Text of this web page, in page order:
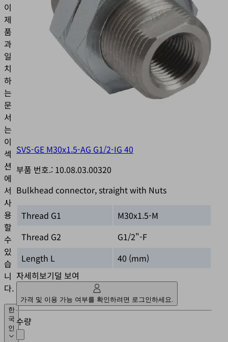
이
제
품
과
일
치
하
는
문
서
는
이
섹
션
에
서
사
용
할
수
있
습
니
다.
한
국
인
SVS-GE M30x1.5-AG G1/2-IG 40
부품 번호.: 10.08.03.00320
Bulkhead connector, straight with Nuts
Thread G1
M30x1.5-M
Thread G2
G1/2"-F
Length L
40 (mm)
자세히보기덜 보여
가격 및 이용 가능 여부를 확인하려면 로그인하세요.
수량